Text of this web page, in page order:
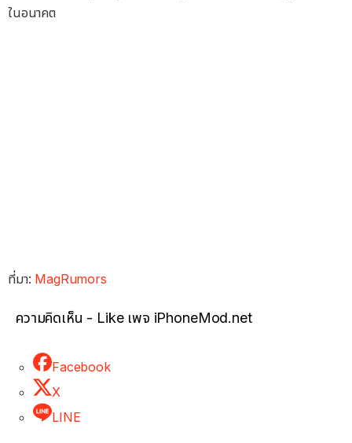
ในอนาคต
ที่มา: MagRumors
ความคิดเห็น - Like เพจ iPhoneMod.net
Facebook
X
LINE